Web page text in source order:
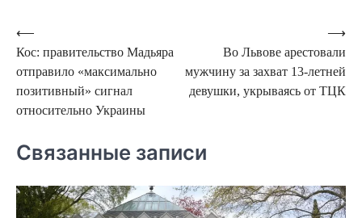
Навигация
по
записям
⟵
Кос: правительство Мадьяра
отправило «максимально
позитивный» сигнал
относительно Украины
Во Львове арестовали
мужчину за захват 13-летней
девушки, укрываясь от ТЦК
⟶
Связанные записи